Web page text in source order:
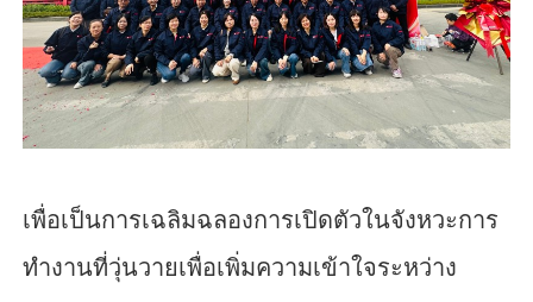
เพื่อเป็นการเฉลิมฉลองการเปิดตัวในจังหวะการ
ทำงานที่วุ่นวายเพื่อเพิ่มความเข้าใจระหว่าง